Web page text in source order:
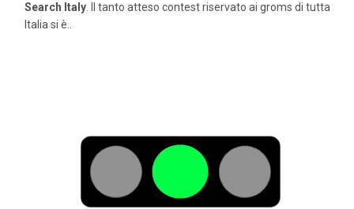
Search Italy. Il tanto atteso contest riservato ai groms di tutta
Italia si è..